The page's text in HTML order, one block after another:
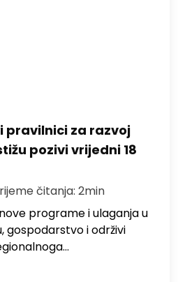
pravilnici za razvoj
pozivi vrijedni 18
čitanja: 2min
programe i ulaganja u
i održivi